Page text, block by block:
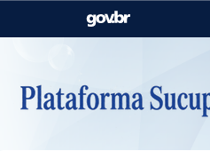
Casa Civil
Pecuária e Abastecimento